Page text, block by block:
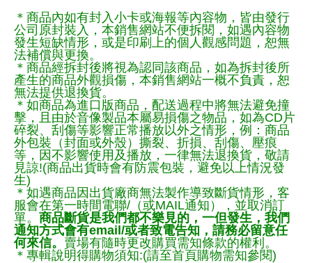
＊商品內如有封入小卡或海報等內容物，皆由發行
公司原封裝入，本銷售網站不便拆閱，如遇內容物
發生短缺情形，或是印刷上的個人觀感問題，恕無
法補償與更換。
＊商品經拆封後將視為認同該商品，如為拆封後所
產生的商品外觀損傷，本銷售網站一概不負責，恕
無法提供退換貨。
＊如商品為進口版商品，配送過程中將無法避免撞
擊，且由於音像製品本屬易損傷之物品，如為CD片
碎裂、刮傷等影響正常播放以外之情形，例：商品
外包裝（封面或外殼）撕裂、折損、刮傷、壓痕
等，因不影響使用及播放，一律無法退換貨，敬請
見諒!(商品出貨時會有防震包裝，避免以上情況發
生)
＊如遇商品因出貨廠商無法製作導致斷貨情形，客
服會在第一時間電聯/（或MAIL通知），並取消訂
單。 商品斷貨是我們都不樂見的，一但發生，我們
通知方式會有email/或者致電告知，請務必留意任
何來信。 賣場有隨時更改購買需知條款的權利。
＊專輯說明得購物須知:(請至首頁購物需知參閱)